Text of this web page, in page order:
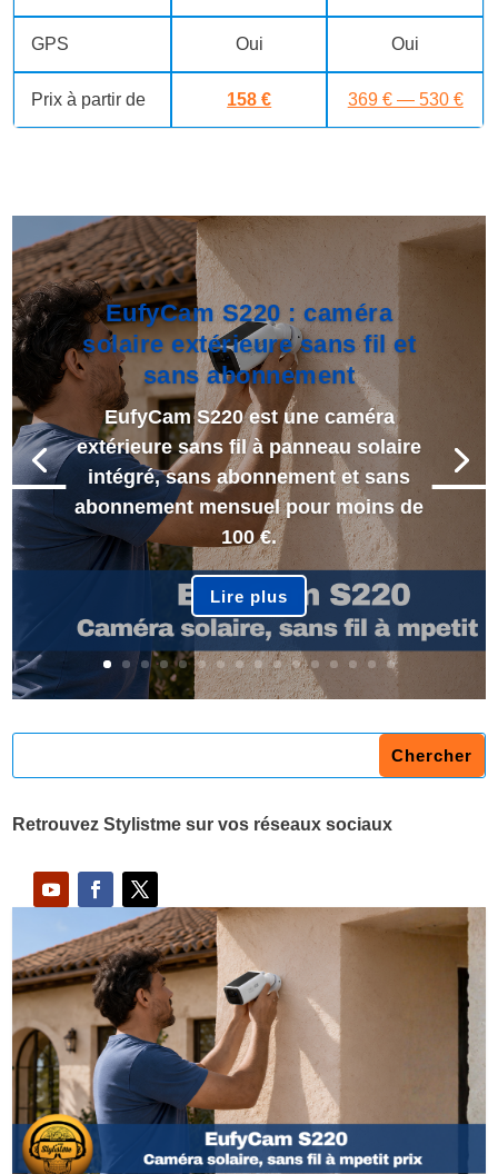
GPS Oui Oui
Prix à partir de 158 € 369 € — 530 €
EufyCam S220 : caméra
solaire extérieure sans fil et
sans abonnement
EufyCam S220 est une caméra
extérieure sans fil à panneau solaire
intégré, sans abonnement et sans
abonnement mensuel pour moins de
100 €.
Lire plus
Retrouvez Stylistme sur vos réseaux sociaux